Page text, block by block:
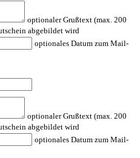
optionaler Grußtext (max. 200
abgebildet wird
optionales Datum zum Mail-
optionaler Grußtext (max. 200
abgebildet wird
optionales Datum zum Mail-